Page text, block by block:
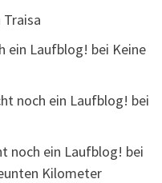
Traisa
ein Laufblog! bei Keine
noch ein Laufblog! bei
noch ein Laufblog! bei
Kilometer